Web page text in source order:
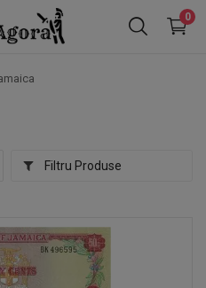
0
Filtru Produse